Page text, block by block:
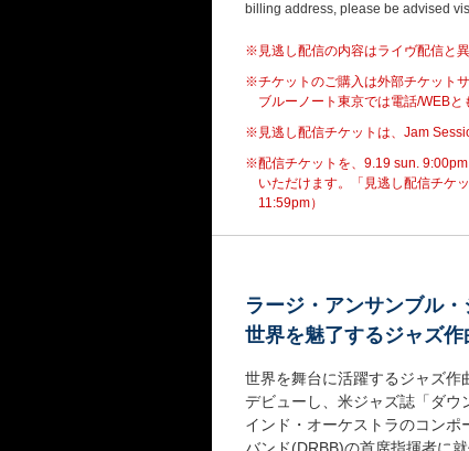
billing address, please be advised
※見逃し配信の内容はライヴ配信と
※チケットのご購入は外部チケットサ
ブルーノート東京では電話/WEBと
※見逃し配信チケットは、Jam
※配信チケットを、9.19 sun.
いただけます。「見逃し配信チケ
11:59pm）
ラージ・アンサンブル
世界を魅了するジャズ
世界を舞台に活躍するジャズ作
デビューし、米ジャズ誌「ダウ
インド・オーケストラのコン